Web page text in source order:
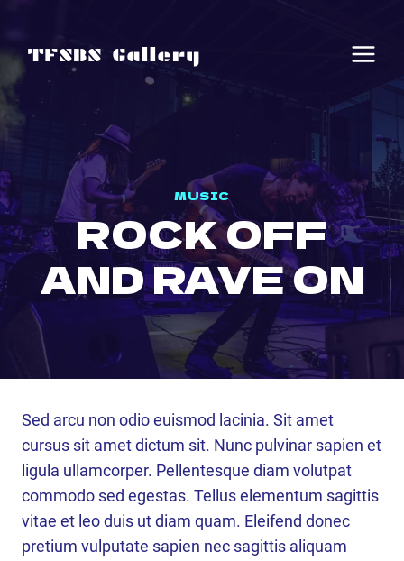
contentTFSBS Gallery
MUSIC
ROCK OFF
AND RAVE ON
Sed arcu non odio euismod lacinia. Sit amet
cursus sit amet dictum sit. Nunc pulvinar sapien et
ligula ullamcorper. Pellentesque diam volutpat
commodo sed egestas. Tellus elementum sagittis
vitae et leo duis ut diam quam. Eleifend donec
pretium vulputate sapien nec sagittis aliquam